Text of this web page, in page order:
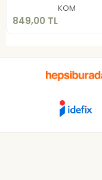
KOM
849,00 TL